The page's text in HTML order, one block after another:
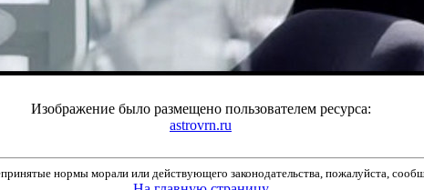
Изображение было размещено пользователем ресурса:
astrovrn.ru
нормы морали или действующего законодательства, пожалуйста,